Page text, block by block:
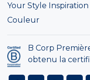
Your Style Inspiration
Couleur
B Corp
obtenu la